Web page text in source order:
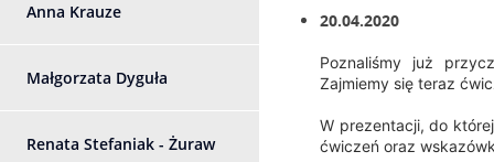
Anna Krauze
Małgorzata Dyguła
Renata Stefaniak - Żuraw
20.04.2020
Poznaliśmy już
Zajmiemy się teraz
W prezentacji, do
ćwiczeń oraz